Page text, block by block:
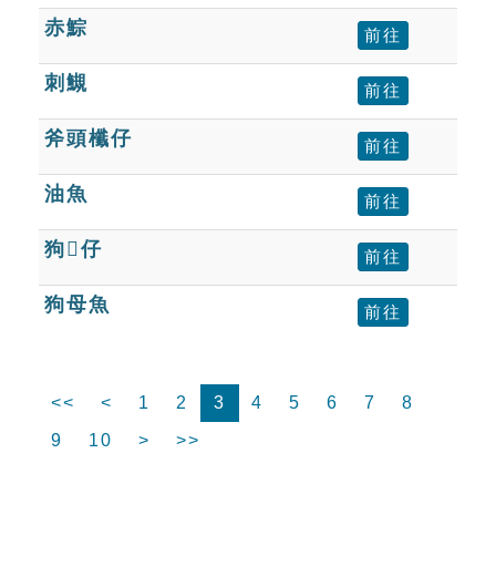
赤鯮 前往
刺䲅 前往
斧頭櫼仔 前往
油魚 前往
狗仔 前往
狗母魚 前往
<< < 1 2 3 4 5 6 7
8
9
10 > >>